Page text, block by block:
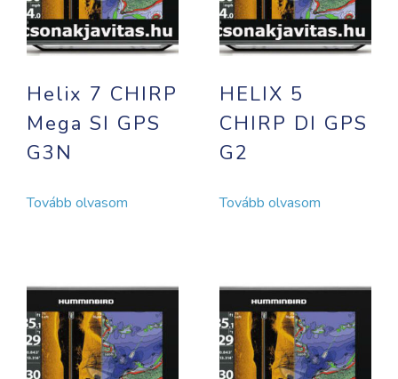
Helix 7 CHIRP
Mega SI GPS
G3N
Tovább olvasom
HELIX 5
CHIRP DI GPS
G2
Tovább olvasom